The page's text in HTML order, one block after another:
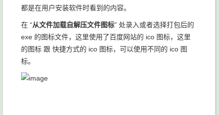
都是在用户安装软件时看到的内容。
在 “从文件加载自解压文件图标” 处录入或者选择打包后的
exe 的图标文件，这里使用了百度网站的 ico 图标，这里
的图标 跟 快捷方式的 ico 图标，可以使用不同的 ico 图
标。